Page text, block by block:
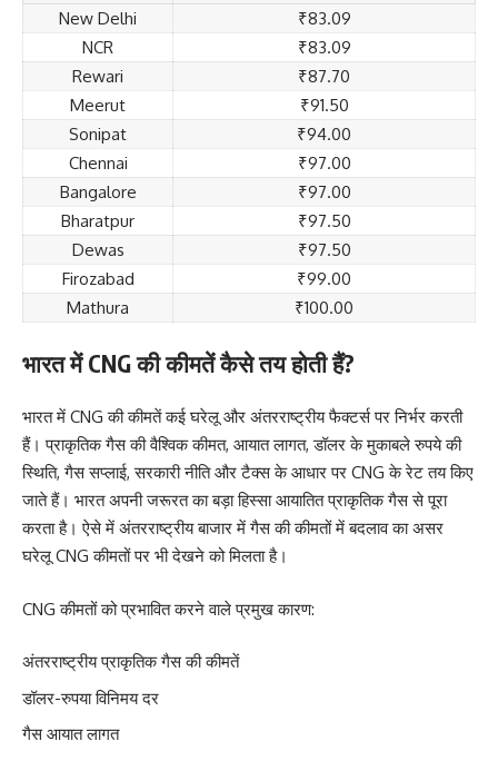
New Delhi
₹83.09
NCR
₹83.09
Rewari
₹87.70
Meerut
₹91.50
Sonipat
₹94.00
Chennai
₹97.00
Bangalore
₹97.00
Bharatpur
₹97.50
Dewas
₹97.50
Firozabad
₹99.00
Mathura
₹100.00
भारत में CNG की कीमतें कैसे तय होती हैं?
भारत में CNG की कीमतें कई घरेलू और अंतरराष्ट्रीय फैक्टर्स पर निर्भर करती
हैं। प्राकृतिक गैस की वैश्विक कीमत, आयात लागत, डॉलर के मुकाबले रुपये की
स्थिति, गैस सप्लाई, सरकारी नीति और टैक्स के आधार पर CNG के रेट तय किए
जाते हैं। भारत अपनी जरूरत का बड़ा हिस्सा आयातित प्राकृतिक गैस से पूरा
करता है। ऐसे में अंतरराष्ट्रीय बाजार में गैस की कीमतों में बदलाव का असर
घरेलू CNG कीमतों पर भी देखने को मिलता है।
CNG कीमतों को प्रभावित करने वाले प्रमुख कारण:
अंतरराष्ट्रीय प्राकृतिक गैस की कीमतें
डॉलर-रुपया विनिमय दर
गैस आयात लागत